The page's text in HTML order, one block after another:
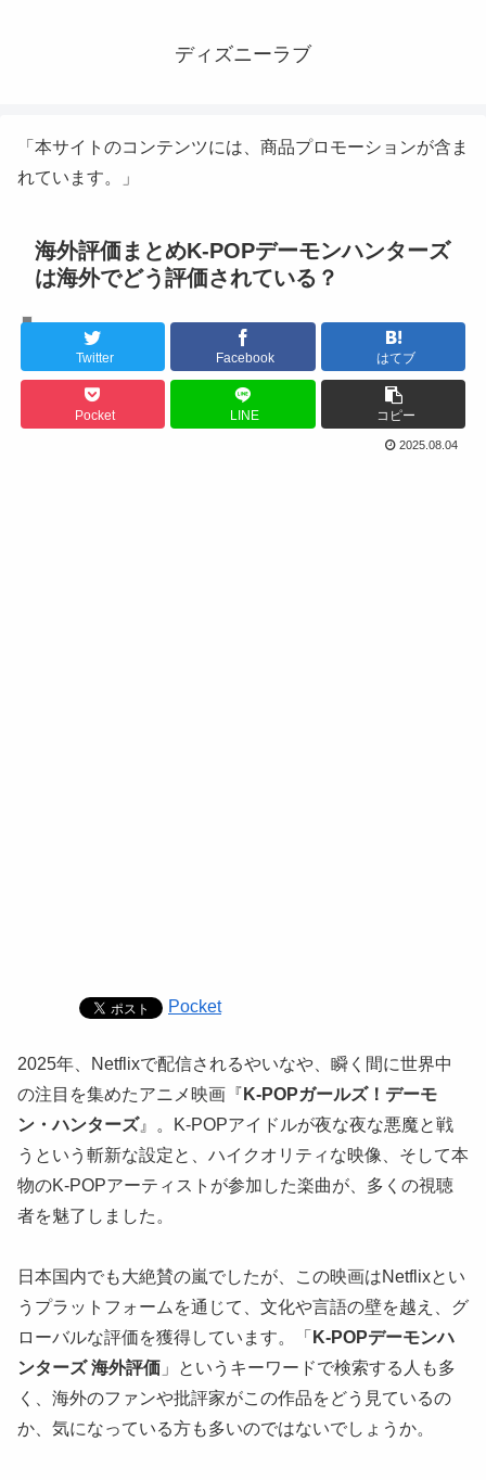
ディズニーラブ
「本サイトのコンテンツには、商品プロモーションが含ま
れています。」
海外評価まとめK-POPデーモンハンターズ
は海外でどう評価されている？
Twitter Facebook はてブ
Pocket LINE コピー
2025.08.04
Pocket
2025年、Netflixで配信されるやいなや、瞬く間に世界中
の注目を集めたアニメ映画『 K-POPガールズ！デーモ
ン・ハンターズ』。K-POPアイドルが夜な夜な悪魔と戦
うという斬新な設定と、ハイクオリティな映像、そして本
物のK-POPアーティストが参加した楽曲が、多くの視聴
者を魅了しました。
日本国内でも大絶賛の嵐でしたが、この映画はNetflixとい
うプラットフォームを通じて、文化や言語の壁を越え、グ
ローバルな評価を獲得しています。「 K-POPデーモンハ
ンターズ 海外評価 」というキーワードで検索する人も多
く、海外のファンや批評家がこの作品をどう見ているの
か、気になっている方も多いのではないでしょうか。